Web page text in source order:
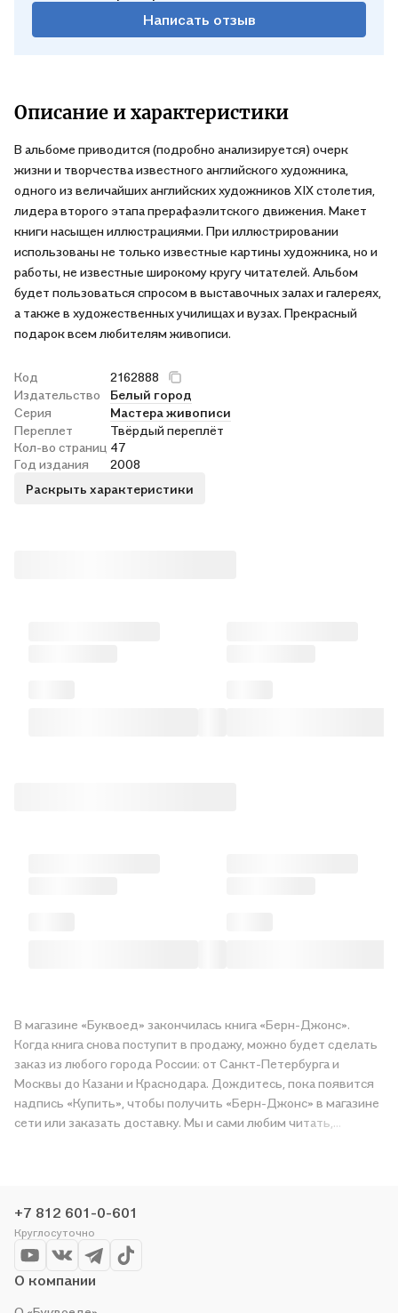
Написать отзыв
Описание и характеристики
В альбоме приводится (подробно анализируется) очерк
жизни и творчества известного английского художника,
одного из величайших английских художников XIX столетия,
лидера второго этапа прерафаэлитского движения. Макет
книги насыщен иллюстрациями. При иллюстрировании
использованы не только известные картины художника, но и
работы, не известные широкому кругу читателей. Альбом
будет пользоваться спросом в выставочных залах и галереях,
а также в художественных училищах и вузах. Прекрасный
подарок всем любителям живописи.
Код
2162888
Издательство
Белый город
Серия
Мастера живописи
Переплет
Твёрдый переплёт
Кол-во страниц 47
Год издания
2008
Раскрыть характеристики
В магазине «Буквоед» закончилась книга «Берн-Джонс».
Когда книга снова поступит в продажу, можно будет сделать
заказ из любого города России: от Санкт-Петербурга и
Москвы до Казани и Краснодара. Дождитесь, пока появится
надпись «Купить», чтобы получить «Берн-Джонс» в магазине
сети или заказать доставку. Мы и сами любим читать,
+7 812 601-0-601
Круглосуточно
О компании